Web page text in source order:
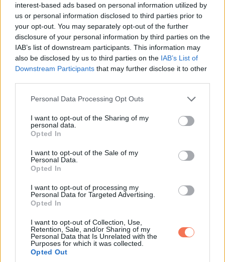
interest-based ads based on personal information utilized by
us or personal information disclosed to third parties prior to
your opt-out. You may separately opt-out of the further
disclosure of your personal information by third parties on the
IAB’s list of downstream participants. This information may
also be disclosed by us to third parties on the IAB’s List of
Downstream Participants that may further disclose it to other
Please note that this website/app uses one or more Google
not limited to your visit or usage behaviour. You may click to
grant or deny consent to Google and its third-party tags to
use your data for below specified purposes in below Google
consent section.
Personal Data Processing Opt Outs
I want to opt-out of the Sharing of my
personal data.
Opted In
I want to opt-out of the Sale of my
Personal Data.
Opted In
I want to opt-out of processing my
Personal Data for Targeted Advertising.
Opted In
I want to opt-out of Collection, Use,
Retention, Sale, and/or Sharing of my
Personal Data that Is Unrelated with the
Purposes for which it was collected.
Opted Out
tárgyalóban. Itt a HR, és Darren is itt van.”
„Mit csinált Cole?”
Mark egy pillanatig hallgatott. „A céges kártya. Fennakadt.”
„Hotelek. Ajándékok. Minden összekötve azzal a trénerrel az
épületi edzőteremből, Alyssával. Ő beszállító a wellness
szerződésben, és a compliance hetek óta nézi a költéseket.
hogy folyik ki a pénz.”
Felfordult a gyomrom.
„A céges telefoncsomag is jelezte”, folytatta Mark. „A díjak
és a dátumok egyeztek. Nekik nem pletyka kell. Számlák
kellenek, és azok megvannak.”